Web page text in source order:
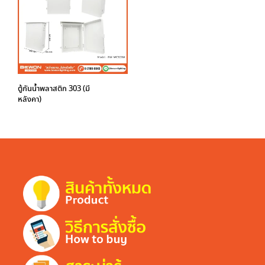
ตู้กันน้ำพลาสติก 303 (มี
หลังคา)